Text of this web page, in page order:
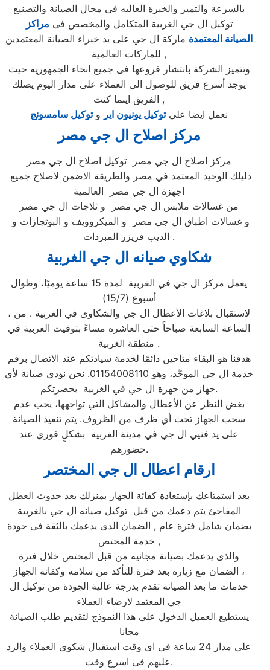
بالسرعة والتميز والخبرة العاليه فى مجال الصيانة والتصنيع
توكيل ال جي الغربية المتكامل والمخصص فى مراكز
الصيانة المعتمدة ماركة ال جي على يد خبراء الصيانة المعتمدين
للماركات العالمية ,
وتتميز الشركة بانتشار فروعها فى جميع انحاء الجمهوريه حيث
يوجد أسرع فريق للوصول الى العملاء على مدار اليوم يصلك
الفريق اينما كنت ,
نعمل ايضا عليتوكيل يونيون اير وتوكيل سامسونج
مركز اصلاح ال جي مصر
مركز اصلاح ال جي مصر توكيل اصلاح ال جي مصر
اجهزة ال جي مصر العالمية
من غسالات ملابس ال جي مصر و ثلاجات ال جي مصر
الديب فريزر المبردات .
شكاوي صيانه ال جي الغربية
يعمل مركز ال جي في الغربية لمدة 15 ساعة يوميًا، وطوال
أسبوع (15/7)
، لاستقبال بلاغات الأعطال ال جي والشكاوى في الغربية . من
الساعة السابعة صباحاً حتى العاشرة مساءً بتوقيت الغربية في
منطقة الغربية .
هدفنا هو البقاء متاحين دائمًا لخدمة سيادتكم عند الاتصال برقم
خدمة ال جي الموحَّد، وهو 01154008110. نحن نؤدي صيانة لأي
جهاز من جهزة ال جي في الغربية بحضرتكم.
بغض النظر عن الأعطال والمشاكل التي تواجهها، يجب عدم
سحب الجهاز تحت أي ظرف من الظروف. يتم تنفيذ الصيانة
على يد فنيي ال جي في مدينة الغربية بشكلٍ فوري عند
حضورهم.
ارقام اعطال ال جي المختصر
بعد استمتاعك بإستعادة كفائة الجهاز بمنزلك بعد حدوث العطل
المفاجئ يتم دعمك من قبل توكيل صيانه ال جي بالغربية
بضمان شامل فترة عام , الضمان الذى يدعمك بالثقة فى جودة
خدمة المختص ,
والذى يدعمك بصيانة مجانيه من قبل المختص خلال فترة
الضمان مع زيارة بعد فترة للتأكد من سلامه وكفائة الجهاز ،
خدمات ما بعد الصيانة تقدم بدرجة عالية الجودة من توكيل ال
جي المعتمد لارضاء العملاء
يستطيع العميل الدخول على هذا النموذج لتقديم طلب الصيانة
مجانا
على مدار 24 ساعة فى اى وقت استقبال شكوى العملاء والرد
عليهم فى اسرع وقت.